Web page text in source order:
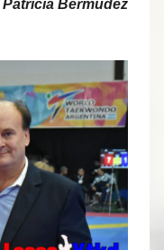
Patricia Bermudez